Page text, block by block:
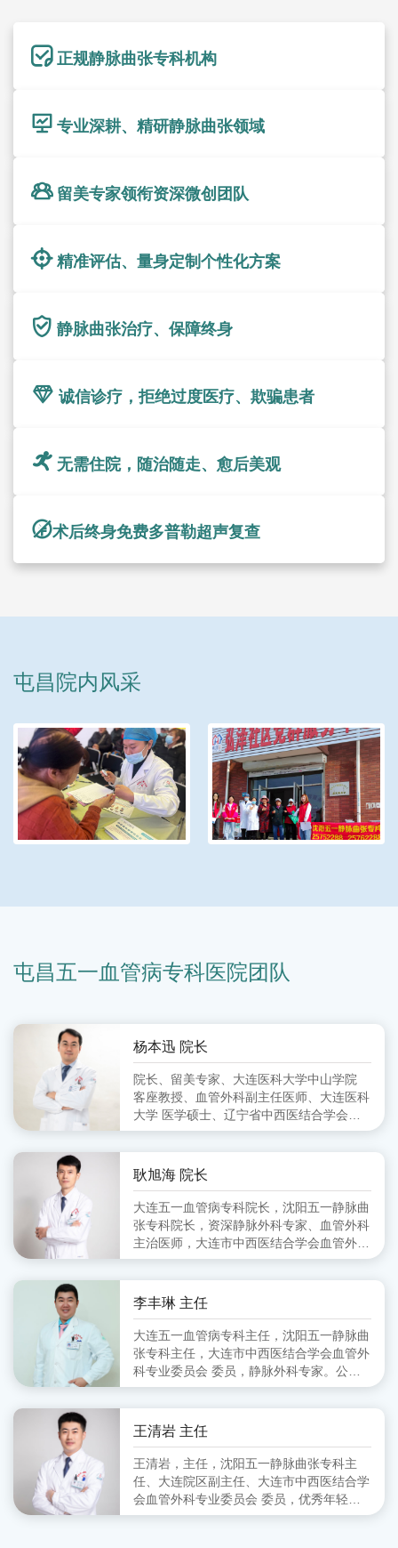
正规静脉曲张专科机构
专业深耕、精研静脉曲张领域
留美专家领衔资深微创团队
精准评估、量身定制个性化方案
静脉曲张治疗、保障终身
诚信诊疗，拒绝过度医疗、欺骗患者
无需住院，随治随走、愈后美观
术后终身免费多普勒超声复查
屯昌院内风采
屯昌五一血管病专科医院团队
杨本迅 院长
院长、留美专家、大连医科大学中山学院
客座教授、血管外科副主任医师、大连医科
大学 医学硕士、辽宁省中西医结合学会周
围血管病分会 委员、大连市中西医结合学
会血管外科分会 副主任委员、大连市医师
协会血管外科分会 委员
耿旭海 院长
大连五一血管病专科院长，沈阳五一静脉曲
张专科院长，资深静脉外科专家、血管外科
主治医师，大连市中西医结合学会血管外科
专业委员会 委员,毕业于锦州医学院
李丰琳 主任
大连五一血管病专科主任，沈阳五一静脉曲
张专科主任，大连市中西医结合学会血管外
科专业委员会 委员，静脉外科专家。公立
医院从事血管外科工作十余年，擅长对下肢
静脉曲张的超声定位引导下的微创治疗。
王清岩 主任
王清岩，主任，沈阳五一静脉曲张专科主
任、大连院区副主任、大连市中西医结合学
会血管外科专业委员会 委员，优秀年轻静
脉外科专家。毕业于山东第一医科大学，三